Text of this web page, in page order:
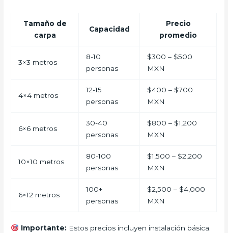
Tamaño de
carpa
Capacidad
Precio
promedio
3×3 metros
8-10
personas
$300 – $500
MXN
4×4 metros
12-15
personas
$400 – $700
MXN
6×6 metros
30-40
personas
$800 – $1,200
MXN
10×10 metros
80-100
personas
$1,500 – $2,200
MXN
6×12 metros
100+
personas
$2,500 – $4,000
MXN
Importante:Estos precios incluyen instalación básica.